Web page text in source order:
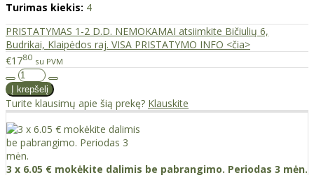
Turimas kiekis: 4
PRISTATYMAS 1-2 D.D. NEMOKAMAI atsiimkite Bičiulių 6,
Budrikai, Klaipėdos raj. VISA PRISTATYMO INFO <čia>
€1780 su PVM
Turite klausimų apie šią prekę? Klauskite
3 x 6.05 € mokėkite dalimis be pabrangimo. Periodas 3 mėn.